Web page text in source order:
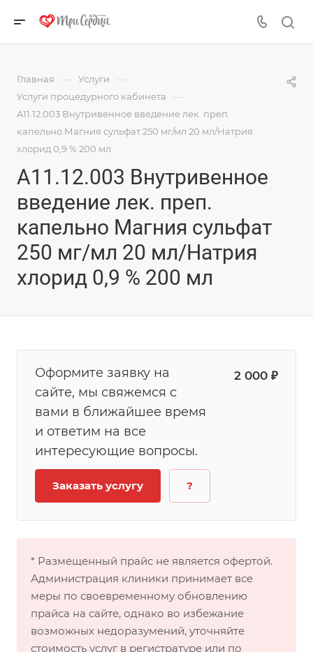
Главная — Услуги —
Услуги процедурного кабинета —
А11.12.003 Внутривенное введение лек. преп.
капельно Магния сульфат 250 мг/мл 20 мл/Натрия
хлорид 0,9 % 200 мл
А11.12.003 Внутривенное
введение лек. преп.
капельно Магния сульфат
250 мг/мл 20 мл/Натрия
хлорид 0,9 % 200 мл
Оформите заявку на
сайте, мы свяжемся с
вами в ближайшее время
и ответим на все
интересующие вопросы.
2 000 ₽
Заказать услугу ?
* Размещенный прайс не является офертой.
Администрация клиники принимает все
меры по своевременному обновлению
прайса на сайте, однако во избежание
возможных недоразумений, уточняйте
стоимость услуг в регистратуре или по